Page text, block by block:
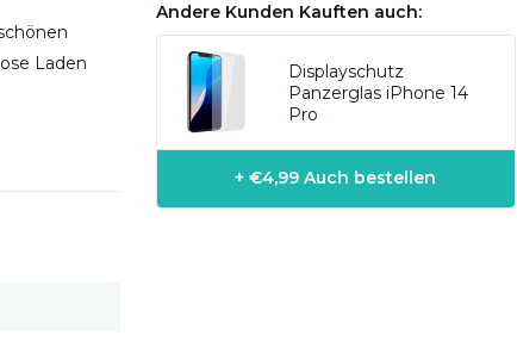
Laden
Andere Kunden Kauften auch:
Displayschutz
Panzerglas iPhone 14
Pro
+ €4,99 Auch bestellen